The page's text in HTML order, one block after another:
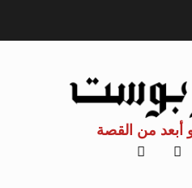
أبعد من القصة